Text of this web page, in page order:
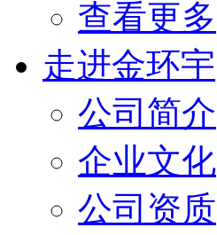
查看更多
走进金环宇
公司简介
企业文化
公司资质